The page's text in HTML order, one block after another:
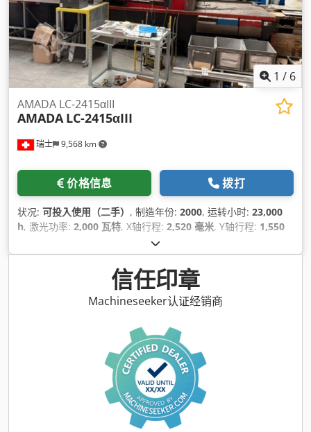
1 / 6
瑞士 9,568 km
AMADA LC-2415αIII
AMADA LC-2415αIII
价格信息 拨打
状况: 可投入使用（二手） , 制造年份: 2000, 运转小时: 23,000
h, 激光功率: 2,000 瓦特, X轴行程: 2,520 毫米, Y轴行程: 1,550
, 总重量:
信任印章
Machineseeker认证经销商